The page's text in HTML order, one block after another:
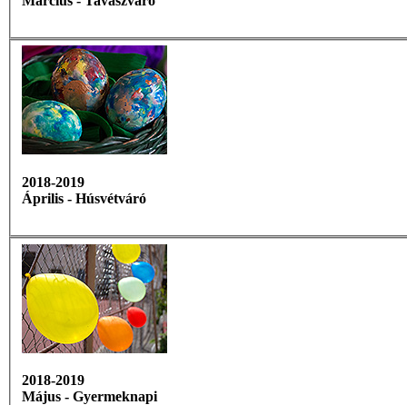
2018-2019
Április - Húsvétváró
2018-2019
Május - Gyermeknapi